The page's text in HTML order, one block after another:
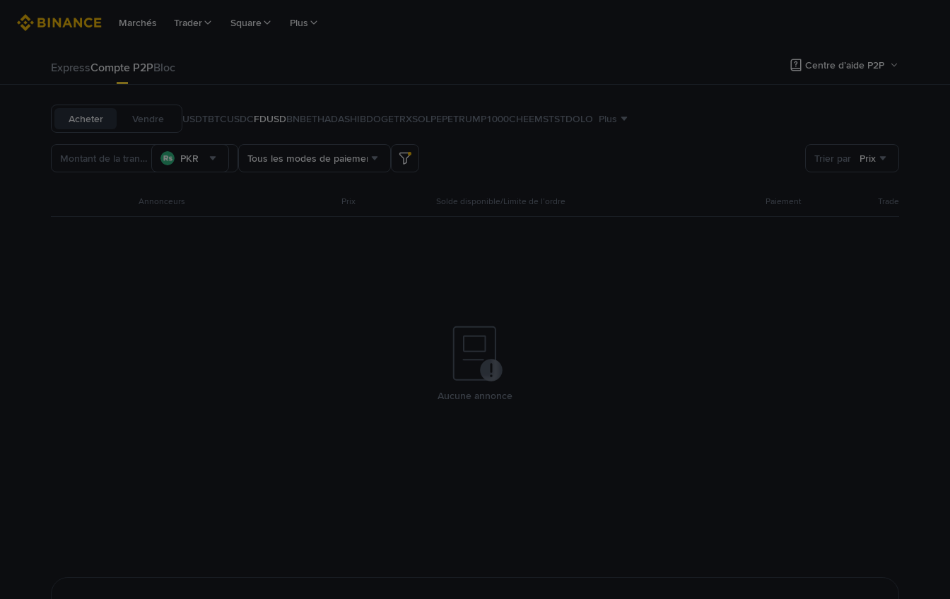
Marchés Trader Square Plus
ExpressCompte P2PBloc Centre d’aide P2P
Acheter Vendre USDTBTCUSDCFDUSDBNBETHADASHIBDOGETRXSOLPEPETRUMP1000CHEEMSTSTDOLO Plus
PKR Tous les modes de paiement Trier par Prix
Annonceurs Prix Solde disponible/Limite de l’ordre Paiement Trade
Aucune annonce